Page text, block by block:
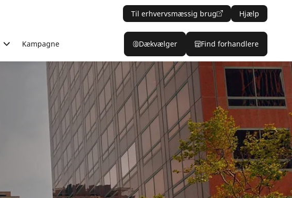
Til erhvervsmæssig brug Hjælp
Kampagne Dækvælger Find forhandlere